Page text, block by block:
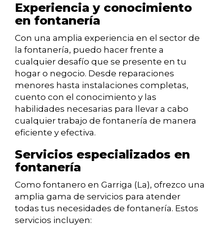
Experiencia y conocimiento
en fontanería
Con una amplia experiencia en el sector de
la fontanería, puedo hacer frente a
cualquier desafío que se presente en tu
hogar o negocio. Desde reparaciones
menores hasta instalaciones completas,
cuento con el conocimiento y las
habilidades necesarias para llevar a cabo
cualquier trabajo de fontanería de manera
eficiente y efectiva.
Servicios especializados en
fontanería
Como fontanero en Garriga (La), ofrezco una
amplia gama de servicios para atender
todas tus necesidades de fontanería. Estos
servicios incluyen: